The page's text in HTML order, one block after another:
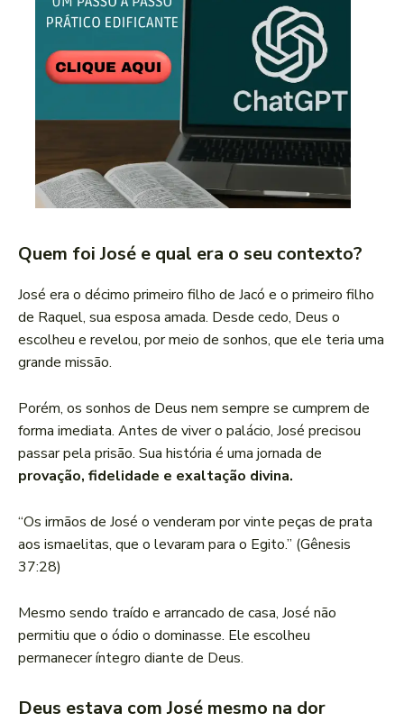
Quem foi José e qual era o seu contexto?
José era o décimo primeiro filho de Jacó e o primeiro filho
de Raquel, sua esposa amada. Desde cedo, Deus o
escolheu e revelou, por meio de sonhos, que ele teria uma
grande missão.
Porém, os sonhos de Deus nem sempre se cumprem de
forma imediata. Antes de viver o palácio, José precisou
passar pela prisão. Sua história é uma jornada de
provação, fidelidade e exaltação divina.
“Os irmãos de José o venderam por vinte peças de prata
aos ismaelitas, que o levaram para o Egito.” (Gênesis
37:28)
Mesmo sendo traído e arrancado de casa, José não
permitiu que o ódio o dominasse. Ele escolheu
permanecer íntegro diante de Deus.
Deus estava com José mesmo na dor